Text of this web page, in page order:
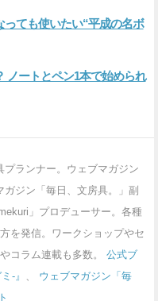
ても使いたい“平成の名ボ
ノートとペン1本で始められ
プランナー。ウェブマガジン
ガジン「毎日、文房具。」副
」プロデューサー。各種
を発信。ワークショップやセ
コラム連載も多数。 公式ブ
-』
ウェブマガジン「毎